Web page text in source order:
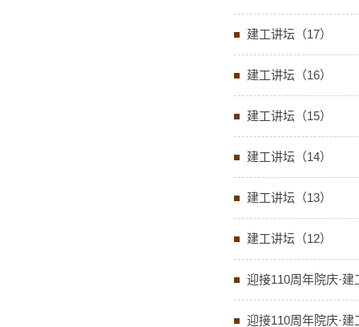
建工讲坛（17）
建工讲坛（16）
建工讲坛（15）
建工讲坛（14）
建工讲坛（13）
建工讲坛（12）
迎接110周年院庆·建
迎接110周年院庆·建